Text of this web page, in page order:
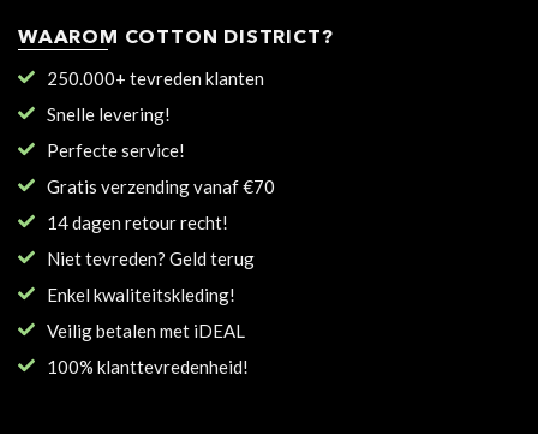
WAAROM COTTON DISTRICT?
250.000+ tevreden klanten
Snelle levering!
Perfecte service!
Gratis verzending vanaf €70
14 dagen retour recht!
Niet tevreden? Geld terug
Enkel kwaliteitskleding!
Veilig betalen met iDEAL
100% klanttevredenheid!